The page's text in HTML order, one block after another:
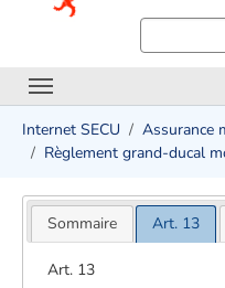
Internet SECU Assurance
Règlement grand-ducal
Sommaire Art. 13
Art. 13